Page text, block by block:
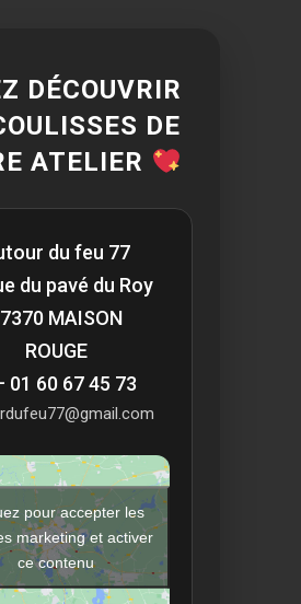
DÉCOUVRIR
DE
ATELIER
du feu 77
du pavé du Roy
MAISON
ROUGE
01 60 67 45 73
pour accepter les
marketing et activer
ce contenu